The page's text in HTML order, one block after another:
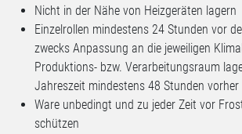
Nicht in der Nähe von Heizgeräten lagern
Einzelrollen mindestens 24 Stunden vor
zwecks Anpassung an die jeweiligen
Produktions- bzw. Verarbeitungsraum
Jahreszeit mindestens 48 Stunden vorher
Ware unbedingt und zu jeder Zeit vor
schützen